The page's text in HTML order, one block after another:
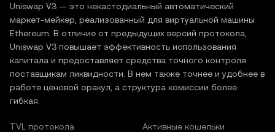
Uniswap V3 — это некастодиальный автоматический
маркет-мейкер, реализованный для виртуальной машины
Ethereum. В отличие от предыдущих версий протокола,
Uniswap V3 повышает эффективность использования
капитала и предоставляет средства точного контроля
поставщикам ликвидности. В нем также точнее и удобнее в
работе ценовой оракул, а структура комиссии более
гибкая.
TVL протокола Активные кошельки